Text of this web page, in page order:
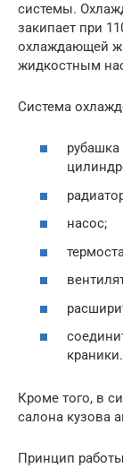
системы.
закипает при
охлаждающей
жидкостным
Система
насос;
краники.
Кроме того, в
салона кузова
Принцип